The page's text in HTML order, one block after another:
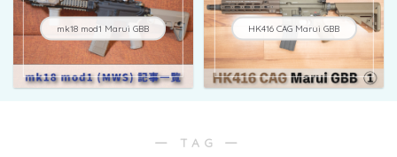
mk18 mod1 Marui GBB HK416 CAG Marui GBB
― TAG ―